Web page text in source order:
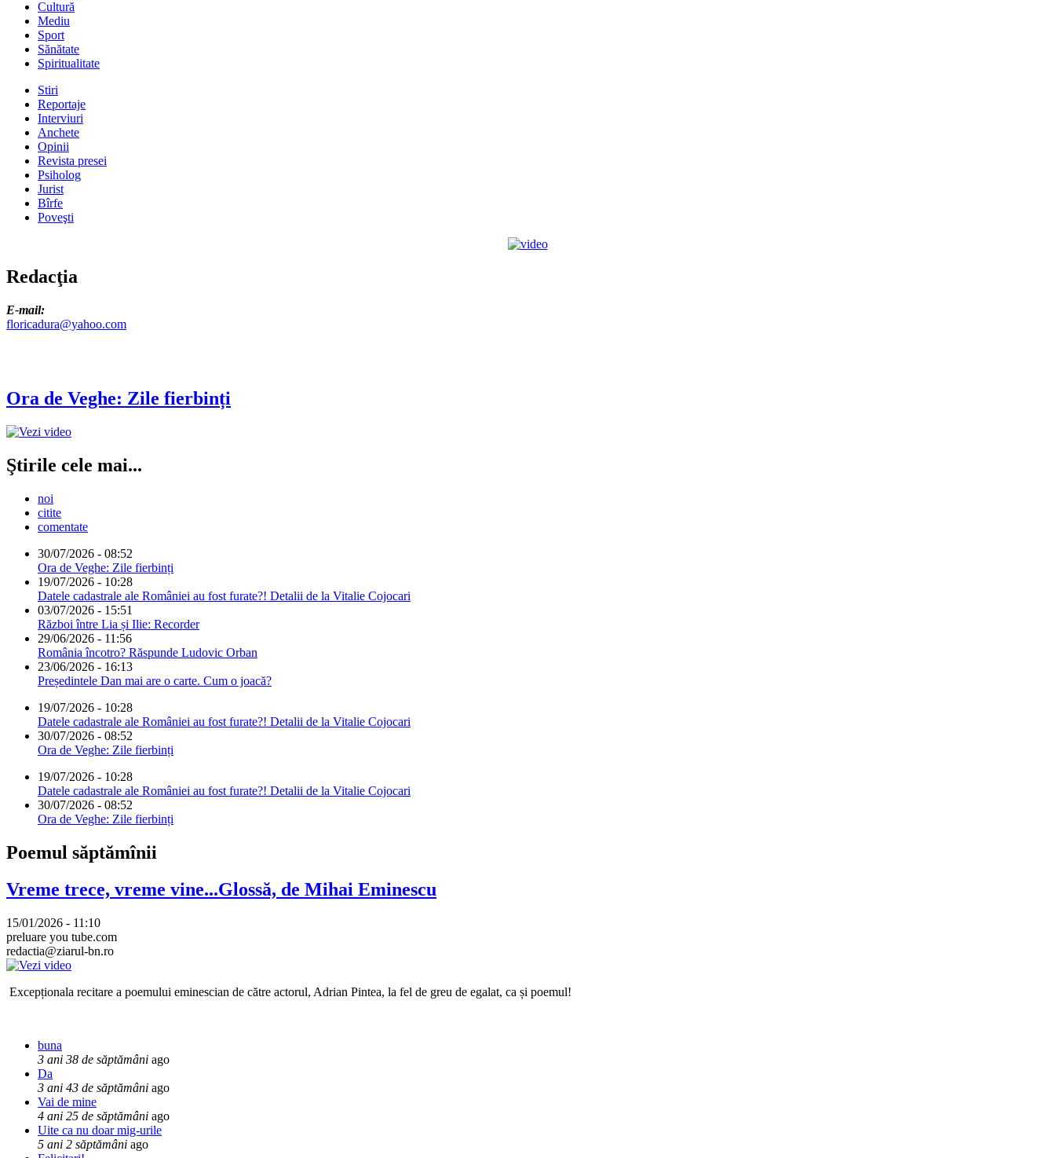
Cultură
Mediu
Sport
Sănătate
Spiritualitate
Stiri
Reportaje
Interviuri
Anchete
Opinii
Revista presei
Psiholog
Jurist
Bîrfe
Poveşti
Redacţia
E-mail:
floricadura@yahoo.com
Ora de Veghe: Zile fierbinți
Ştirile cele mai...
noi
citite
comentate
30/07/2026 - 08:52
Ora de Veghe: Zile fierbinți
19/07/2026 - 10:28
Datele cadastrale ale României au fost furate?! Detalii de la Vitalie Cojocari
03/07/2026 - 15:51
Război între Lia și Ilie: Recorder
29/06/2026 - 11:56
România încotro? Răspunde Ludovic Orban
23/06/2026 - 16:13
Președintele Dan mai are o carte. Cum o joacă?
19/07/2026 - 10:28
Datele cadastrale ale României au fost furate?! Detalii de la Vitalie Cojocari
30/07/2026 - 08:52
Ora de Veghe: Zile fierbinți
19/07/2026 - 10:28
Datele cadastrale ale României au fost furate?! Detalii de la Vitalie Cojocari
30/07/2026 - 08:52
Ora de Veghe: Zile fierbinți
Poemul săptămînii
Vreme trece, vreme vine...Glossă, de Mihai Eminescu
15/01/2026 - 11:10
preluare you tube.com
redactia@ziarul-bn.ro
Excepționala recitare a poemului eminescian de către actorul, Adrian Pintea, la fel de greu de egalat, ca și poemul!
buna
3 ani 38 de săptămâni ago
Da
3 ani 43 de săptămâni ago
Vai de mine
4 ani 25 de săptămâni ago
Uite ca nu doar mig-urile
5 ani 2 săptămâni ago